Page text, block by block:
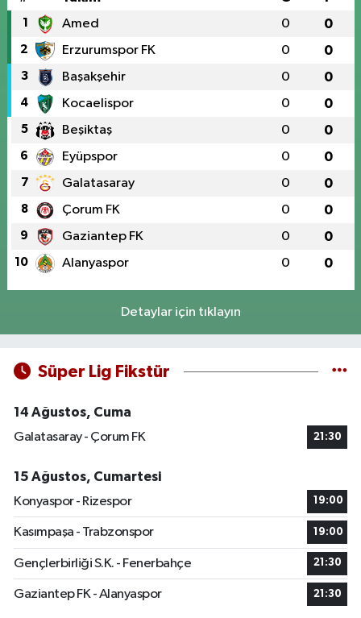
1 Amed 0 0
2 Erzurumspor FK 0 0
3 Başakşehir 0 0
4 Kocaelispor 0 0
5 Beşiktaş 0 0
6 Eyüpspor 0 0
7 Galatasaray 0 0
8 Çorum FK 0 0
9 Gaziantep FK 0 0
10 Alanyaspor 0 0
Detaylar için tıklayın
Süper Lig Fikstür
14 Ağustos, Cuma
Galatasaray - Çorum FK
21:30
15 Ağustos, Cumartesi
Konyaspor - Rizespor
19:00
Kasımpaşa - Trabzonspor 19:00
Gençlerbirliği S.K. - Fenerbahçe 21:30
Gaziantep FK - Alanyaspor 21:30